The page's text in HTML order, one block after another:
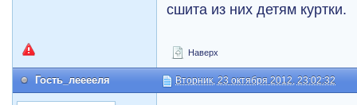
сшита из них детям куртки.
Наверх
Гость_лееееля Вторник, 23 октября 2012, 23:02:32